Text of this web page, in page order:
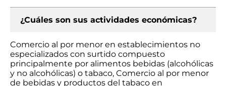
¿Cuáles son sus actividades económicas?
Comercio al por menor en establecimientos no
especializados con surtido compuesto
principalmente por alimentos bebidas (alcohólicas
y no alcohólicas) o tabaco, Comercio al por menor
de bebidas y productos del tabaco en